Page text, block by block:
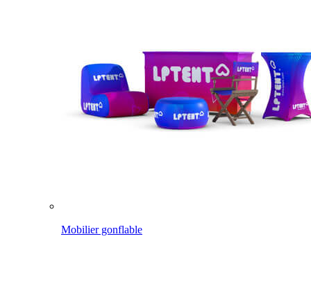
Mobilier gonflable